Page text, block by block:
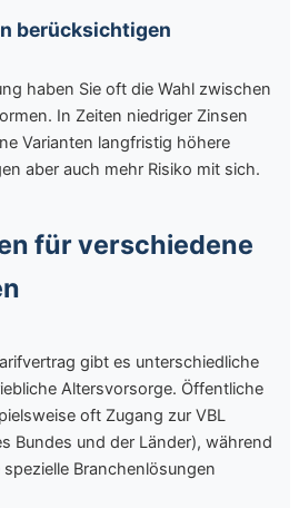
berücksichtigen
haben Sie oft die Wahl zwischen
In Zeiten niedriger Zinsen
Varianten langfristig höhere
aber auch mehr Risiko mit sich.
für verschiedene
gibt es unterschiedliche
Altersvorsorge. Öffentliche
oft Zugang zur VBL
Bundes und der Länder), während
Branchenlösungen